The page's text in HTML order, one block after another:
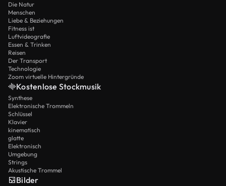
Die Natur
Menschen
Liebe & Beziehungen
Fitness ist
Luftvideografie
Essen & Trinken
Reisen
Der Transport
Technologie
Zoom virtuelle Hintergründe
Kostenlose Stockmusik
Synthese
Elektronische Trommeln
Schlüssel
Klavier
kinematisch
glatte
Elektronisch
Umgebung
Strings
Akustische Trommel
Bilder